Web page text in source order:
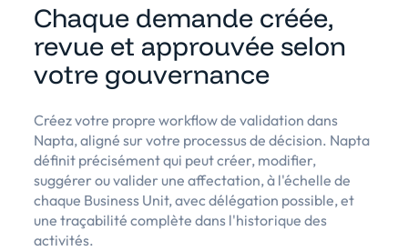
Chaque demande créée,
revue et approuvée selon
votre gouvernance
Créez votre propre workflow de validation dans
Napta, aligné sur votre processus de décision. Napta
définit précisément qui peut créer, modifier,
suggérer ou valider une affectation, à l'échelle de
chaque Business Unit, avec délégation possible, et
une traçabilité complète dans l'historique des
activités.